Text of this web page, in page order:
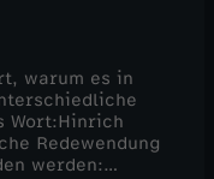
warum es in
Wort:Hinrich
Redewendung
werden: